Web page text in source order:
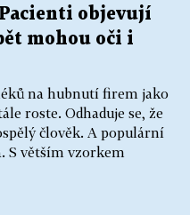
objevují
mohou oči i
na hubnutí firem jako
roste. Odhaduje se, že
člověk. A populární
S větším vzorkem